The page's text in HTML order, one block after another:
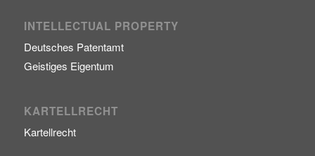
INTELLECTUAL PROPERTY
Deutsches Patentamt
Geistiges Eigentum
KARTELLRECHT
Kartellrecht